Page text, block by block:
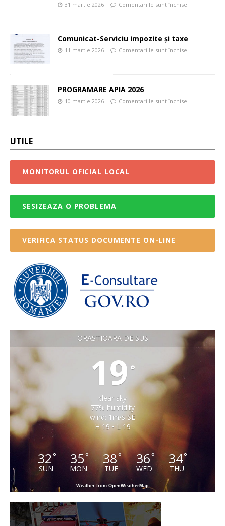
31 martie 2026 Comentariile sunt închise
Comunicat-Serviciu impozite și taxe
11 martie 2026 Comentariile sunt închise
PROGRAMARE APIA 2026
10 martie 2026 Comentariile sunt închise
UTILE
MONITORUL OFICIAL LOCAL
SESIZEAZA O PROBLEMA
VERIFICA STATUS DOCUMENTE ON-LINE
ORASTIOARA DE SUS
19 °
clear sky
77% humidity
wind: 1m/s SE
H 19 • L 19
32°
SUN
35°
MON
38°
TUE
36°
WED
34°
THU
Weather from OpenWeatherMap